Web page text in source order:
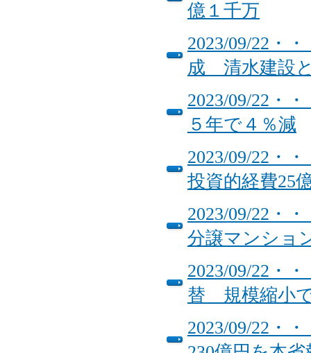
億１千万
2023/09/22・
成 清水建設
2023/09/22・
５年で４％減
2023/09/22・
投資的経費25
2023/09/22・
分譲マンショ
2023/09/22・
替 規模縮小
2023/09/22・